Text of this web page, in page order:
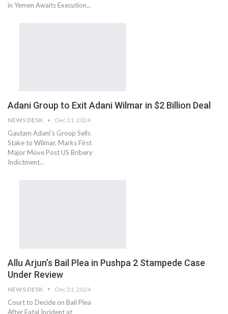
in Yemen Awaits Execution...
Adani Group to Exit Adani Wilmar in $2 Billion Deal
NEWS DESK Dec 31, 2024
Gautam Adani’s Group Sells
Stake to Wilmar, Marks First
Major Move Post US Bribery
Indictment...
Allu Arjun’s Bail Plea in Pushpa 2 Stampede Case
Under Review
NEWS DESK Dec 31, 2024
Court to Decide on Bail Plea
After Fatal Incident at